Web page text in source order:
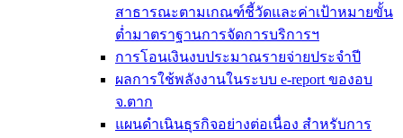
สาธารณะตามเกณฑ์ชี้วัดและค่าเป้าหมายขั้น
ต่ำมาตราฐานการจัดการบริการฯ
การโอนเงินงบประมาณรายจ่ายประจำปี
ผลการใช้พลังงานในระบบ e-report ของอบ
จ.ตาก
แผนดำเนินธุรกิจอย่างต่อเนื่อง สำหรับการ